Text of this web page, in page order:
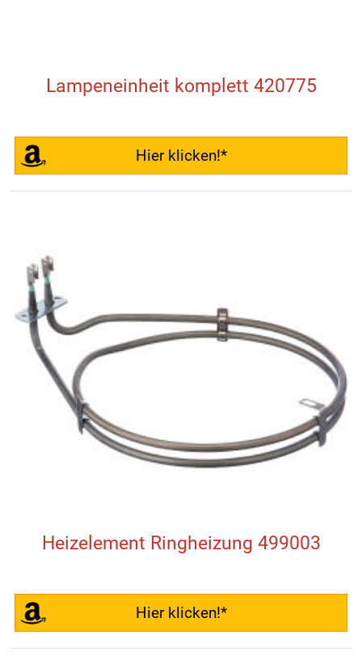
Lampeneinheit komplett 420775
Hier klicken!*
Heizelement Ringheizung 499003
Hier klicken!*